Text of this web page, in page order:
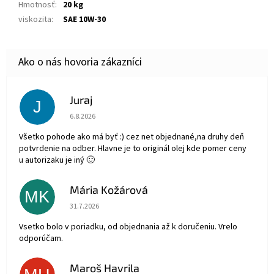
Hmotnosť: 20 kg
viskozita: SAE 10W-30
J Juraj
Hodnotenie obchodu je 5 z 5 hviezdičiek.
6.8.2026
Všetko pohode ako má byť :) cez net objednané,na druhy deň
potvrdenie na odber. Hlavne je to originál olej kde pomer ceny
u autorizaku je iný 🙂
MK Mária Kožárová
Hodnotenie obchodu je 5 z 5 hviezdičiek.
31.7.2026
Vsetko bolo v poriadku, od objednania až k doručeniu. Vrelo
odporúčam.
Maroš Havrila